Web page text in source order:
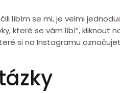
líbím se mi, je velmi
které se vám líbí“,
si na Instagramu